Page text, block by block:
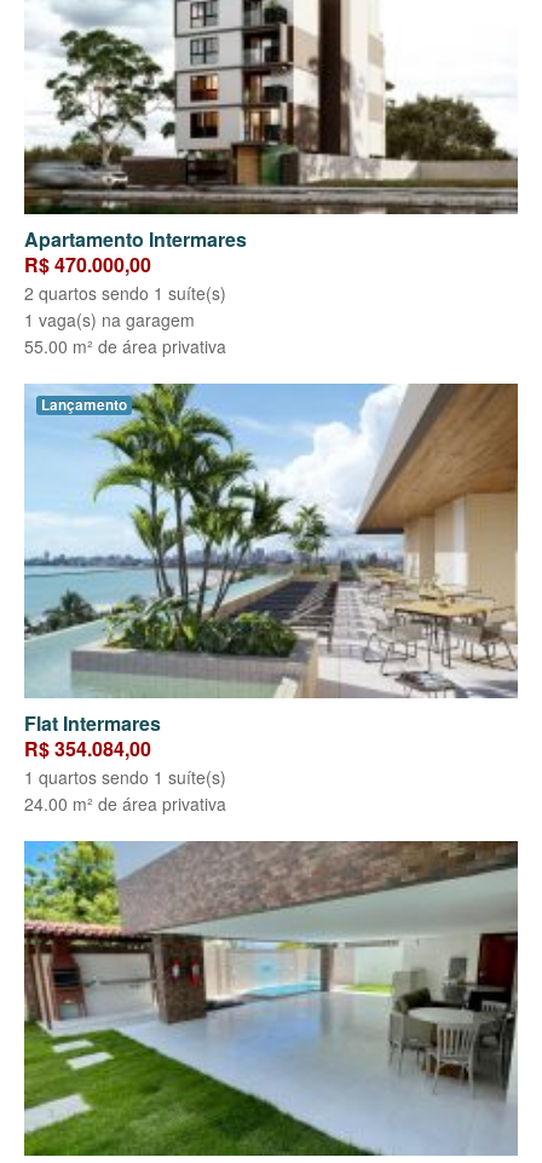
Apartamento Intermares
R$ 470.000,00
2 quartos sendo 1 suíte(s)
1 vaga(s) na garagem
55.00 m² de área privativa
Lançamento
Flat Intermares
R$ 354.084,00
1 quartos sendo 1 suíte(s)
24.00 m² de área privativa